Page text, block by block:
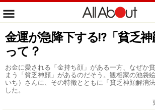
金運が急降下する!?「貧乏
って？
お金に愛される「金持ち顔」がある一方、なぜか
まう「貧乏神顔」があるのだそう。観相家の池袋
いち）さんに、その特徴とともに「貧乏神顔解消
した。